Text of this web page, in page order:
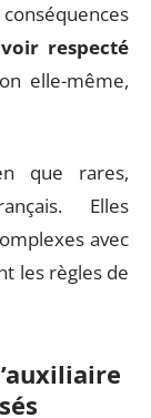
respecté
elle-même,
que rares,
Elles
avec
les règles de